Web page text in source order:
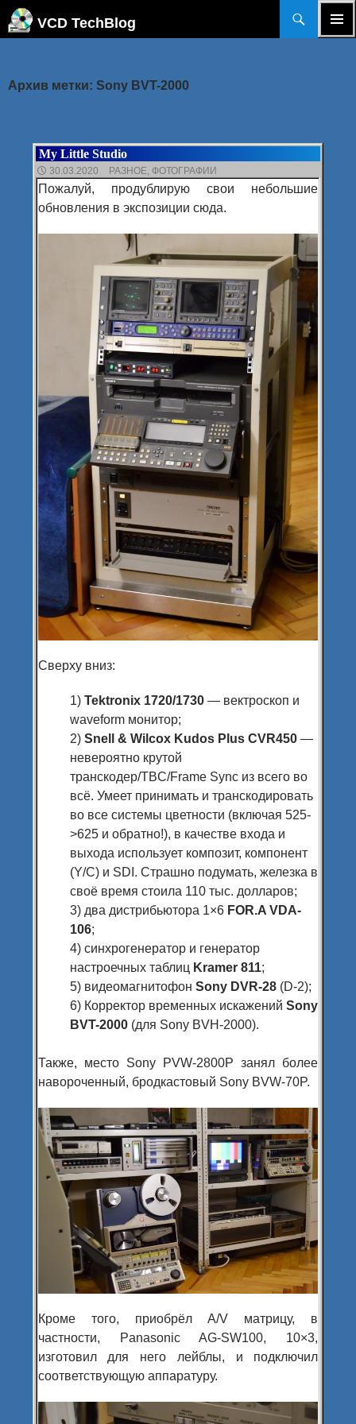
VCD TechBlog
Поиск
ПЕРЕЙТИ
Архив метки: Sony BVT-2000
My Little Studio
30.03.2020 РАЗНОЕ, ФОТОГРАФИИ
Пожалуй, продублирую свои небольшие
обновления в экспозиции сюда.
Сверху вниз:
1) Tektronix 1720/1730— вектроскоп и
waveform монитор;
2) Snell & Wilcox Kudos Plus CVR450—
невероятно крутой
транскодер/TBC/Frame Sync из всего во
всё. Умеет принимать и транскодировать
во все системы цветности (включая 525-
>625 и обратно!), в качестве входа и
выхода использует композит, компонент
(Y/C) и SDI. Страшно подумать, железка в
своё время стоила 110 тыс. долларов;
3) два дистрибьютора 1×6 FOR.A VDA-
106;
4) синхрогенератор и генератор
настроечных таблиц Kramer 811;
5) видеомагнитофон Sony DVR-28(D-2);
6) Корректор временных искажений Sony
BVT-2000(для Sony BVH-2000).
Также, место Sony PVW-2800P занял более
навороченный, бродкастовый Sony BVW-70P.
Кроме того, приобрёл A/V матрицу, в
частности, Panasonic AG-SW100, 10×3,
изготовил для него лейблы, и подключил
соответствующую аппаратуру.